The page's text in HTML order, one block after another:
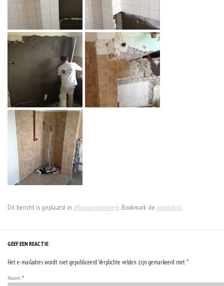
Dit bericht is geplaatst in afbouw,tegelwerk. Bookmark de permalink.
GEEF EEN REACTIE
Het e-mailadres wordt niet gepubliceerd. Verplichte velden zijn gemarkeerd met*
Naam *